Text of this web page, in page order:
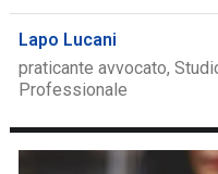
Lapo Lucani
praticante avvocato,
Professionale